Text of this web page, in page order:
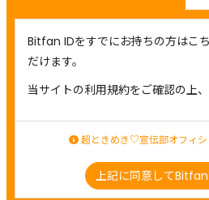
Bitfan IDをすでにお持ちの方はこ
だけます。
当サイトの利用規約をご確認の上
超ときめき♡宣伝部オフィシ
上記に同意して